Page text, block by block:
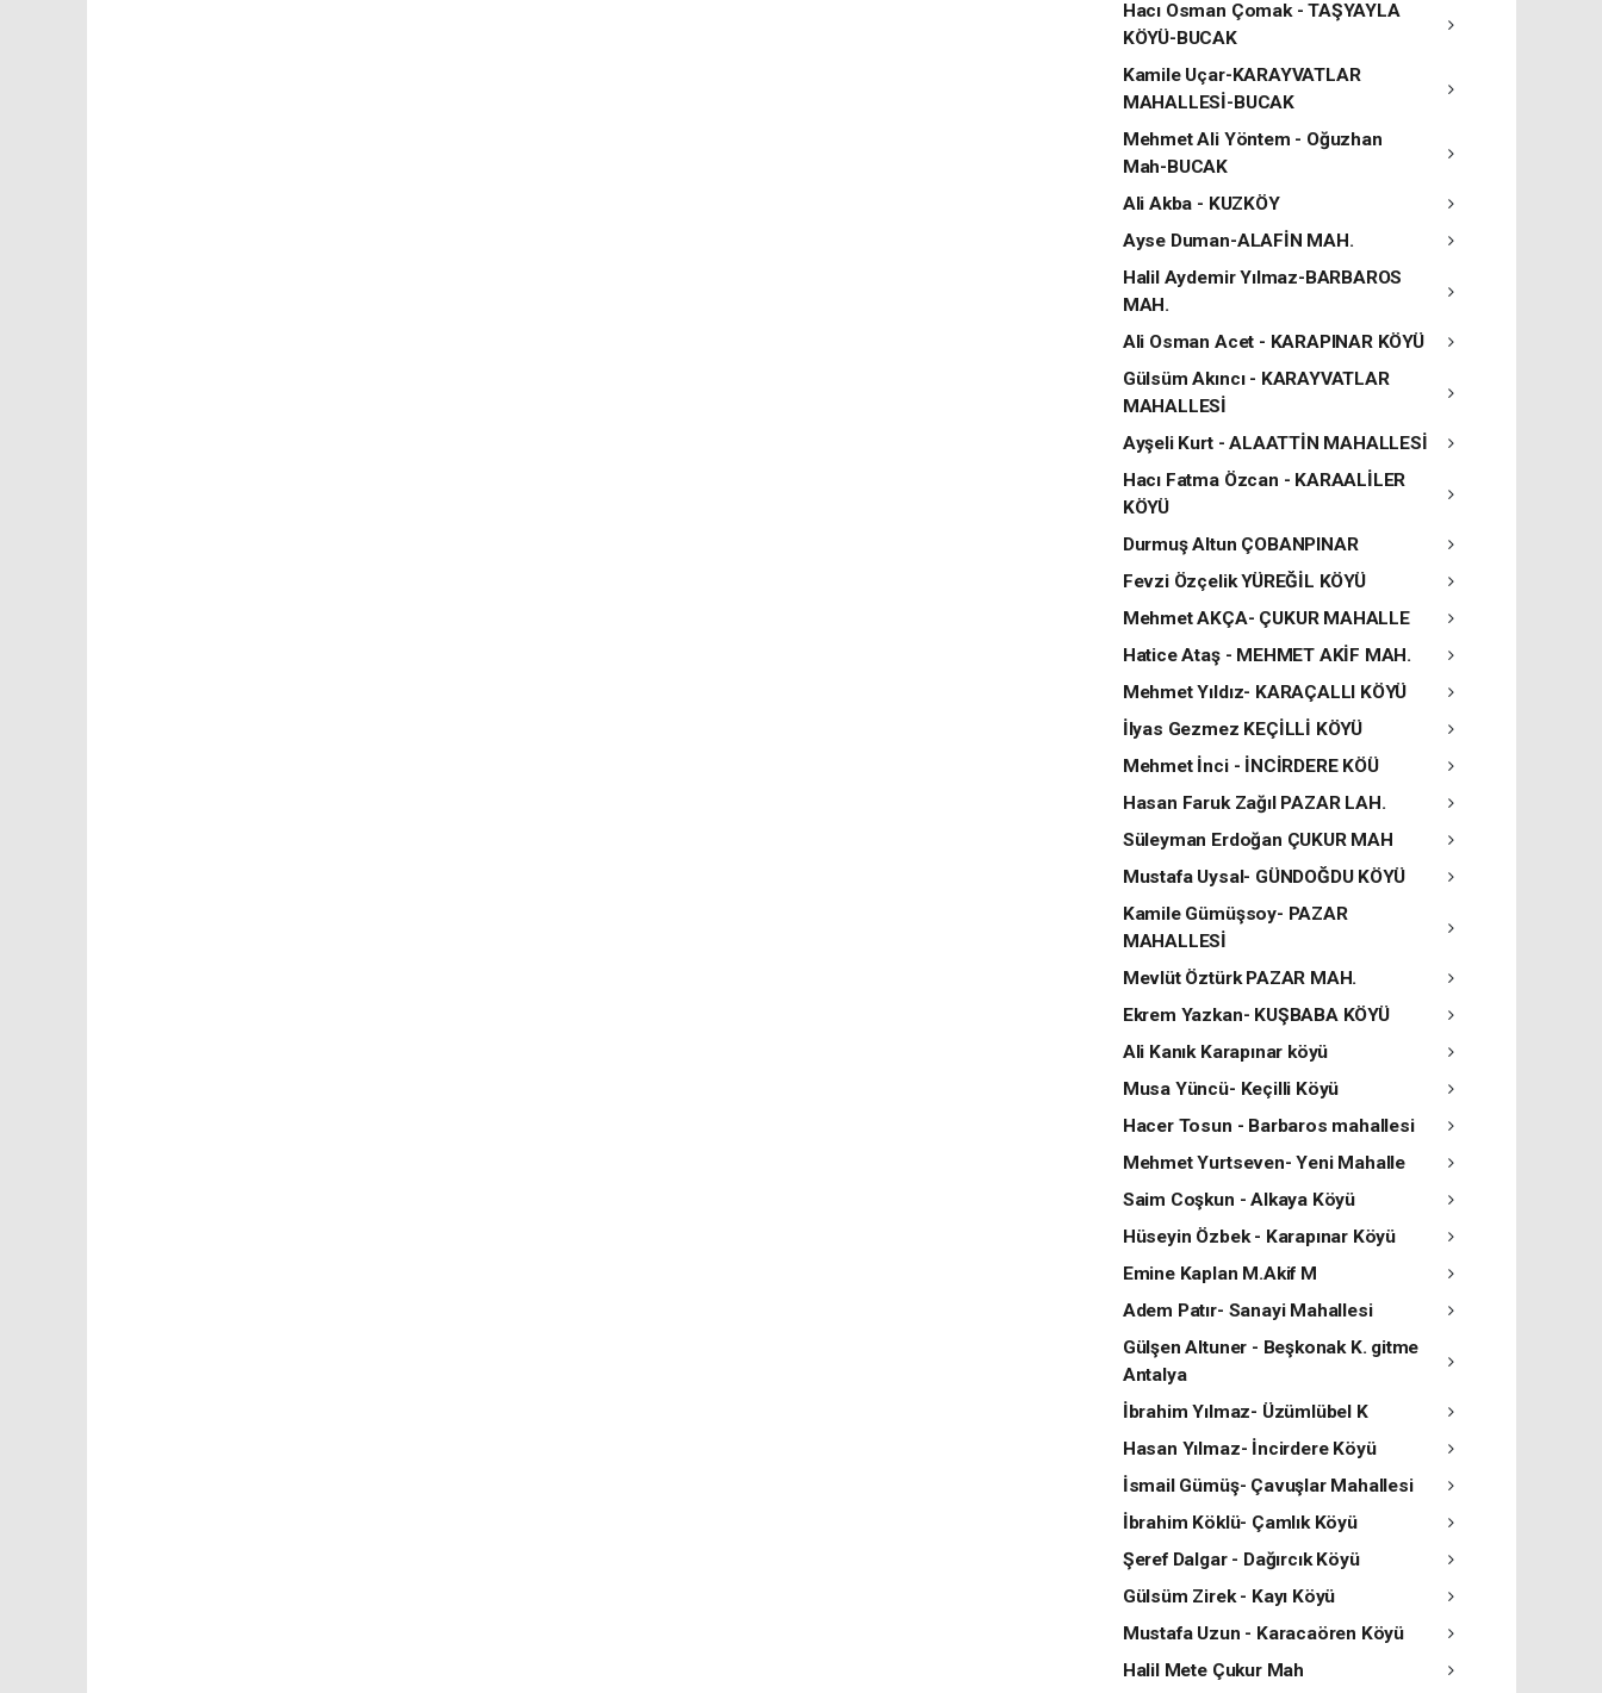
Hacı Osman Çomak - TAŞYAYLA
KÖYÜ-BUCAK
Kamile Uçar-KARAYVATLAR
MAHALLESİ-BUCAK
Mehmet Ali Yöntem - Oğuzhan
Mah-BUCAK
Ali Akba - KUZKÖY
Ayse Duman-ALAFİN MAH.
Halil Aydemir Yılmaz-BARBAROS
MAH.
Ali Osman Acet - KARAPINAR KÖYÜ
Gülsüm Akıncı - KARAYVATLAR
MAHALLESİ
Ayşeli Kurt - ALAATTİN MAHALLESİ
Hacı Fatma Özcan - KARAALİLER
KÖYÜ
Durmuş Altun ÇOBANPINAR
Fevzi Özçelik YÜREĞİL KÖYÜ
Mehmet AKÇA- ÇUKUR MAHALLE
Hatice Ataş - MEHMET AKİF MAH.
Mehmet Yıldız- KARAÇALLI KÖYÜ
İlyas Gezmez KEÇİLLİ KÖYÜ
Mehmet İnci - İNCİRDERE KÖÜ
Hasan Faruk Zağıl PAZAR LAH.
Süleyman Erdoğan ÇUKUR MAH
Mustafa Uysal- GÜNDOĞDU KÖYÜ
Kamile Gümüşsoy- PAZAR
MAHALLESİ
Mevlüt Öztürk PAZAR MAH.
Ekrem Yazkan- KUŞBABA KÖYÜ
Ali Kanık Karapınar köyü
Musa Yüncü- Keçilli Köyü
Hacer Tosun - Barbaros mahallesi
Mehmet Yurtseven- Yeni Mahalle
Saim Coşkun - Alkaya Köyü
Hüseyin Özbek - Karapınar Köyü
Emine Kaplan M.Akif M
Adem Patır- Sanayi Mahallesi
Gülşen Altuner - Beşkonak K. gitme
Antalya
İbrahim Yılmaz- Üzümlübel K
Hasan Yılmaz- İncirdere Köyü
İsmail Gümüş- Çavuşlar Mahallesi
İbrahim Köklü- Çamlık Köyü
Şeref Dalgar - Dağırcık Köyü
Gülsüm Zirek - Kayı Köyü
Mustafa Uzun - Karacaören Köyü
Halil Mete Çukur Mah